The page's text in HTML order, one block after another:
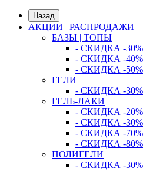
Назад
АКЦИИ | РАСПРОДАЖИ
БАЗЫ | ТОПЫ
- СКИДКА -30%
- СКИДКА -40%
- СКИДКА -50%
ГЕЛИ
- СКИДКА -30%
ГЕЛЬ-ЛАКИ
- СКИДКА -20%
- СКИДКА -30%
- СКИДКА -70%
- СКИДКА -80%
ПОЛИГЕЛИ
- СКИДКА -30%